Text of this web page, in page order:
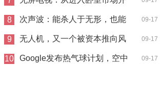
始
8 次声波：能杀人于无形，也能
造福人
09-17
9 无人机，又一个被资本推向风
口的行
09-17
10 Google发布热气球计划，空中 09-17